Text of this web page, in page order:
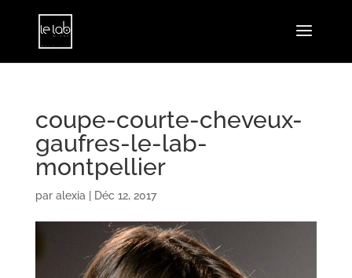
coupe-courte-cheveux-
gaufres-le-lab-
montpellier
par alexia Déc 12, 2017